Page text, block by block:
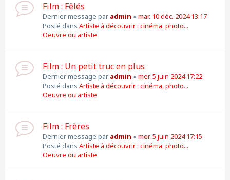
Film : Fêlés
Dernier message par admin «mar. 10 déc. 2024 13:17
Posté dans Artiste à découvrir : cinéma, photo...
Oeuvre ou artiste
Film : Un petit truc en plus
Dernier message par admin «mer. 5 juin 2024 17:22
Posté dans Artiste à découvrir : cinéma, photo...
Oeuvre ou artiste
Film : Frères
Dernier message par admin «mer. 5 juin 2024 17:15
Posté dans Artiste à découvrir : cinéma, photo...
Oeuvre ou artiste